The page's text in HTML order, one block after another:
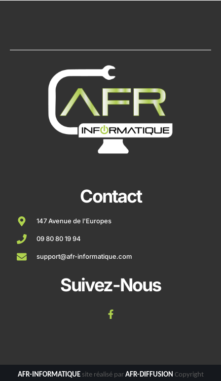
Contact
147 Avenue de l'Europes
09 80 80 19 94
support@afr-informatique.com
Suivez-Nous
AFR-INFORMATIQUEsite réalisé par AFR-DIFFUSION Copyright